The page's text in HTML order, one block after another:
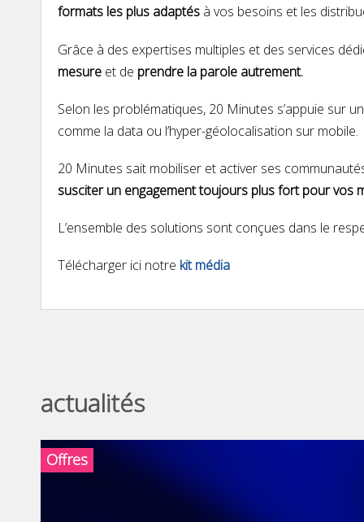
formats les plus adaptés à vos besoins et les
Grâce à des expertises multiples et des services
mesure et de prendre la parole autrement.
Selon les problématiques, 20 Minutes s’appuie sur
comme la data ou l’hyper-géolocalisation sur mobile.
20 Minutes sait mobiliser et activer ses
susciter un engagement toujours plus fort pour vos
L’ensemble des solutions sont conçues dans le
Télécharger ici notre kit média
actualités
Offres